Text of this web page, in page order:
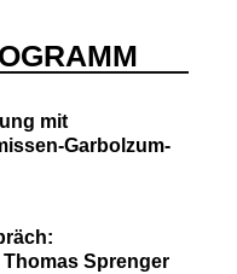
mit
Garbolzum-
Sprenger